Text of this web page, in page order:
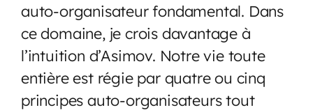
auto-organisateur fondamental. Dans
ce domaine, je crois davantage à
l’intuition d’Asimov. Notre vie toute
entière est régie par quatre ou cinq
principes auto-organisateurs tout